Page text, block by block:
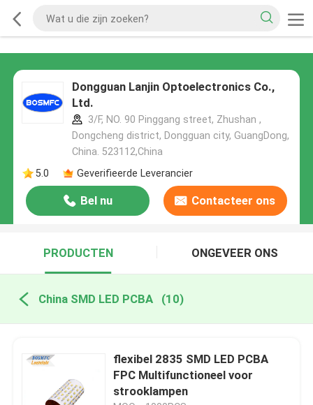
Dongguan Lanjin Optoelectronics Co.,
Ltd.
3/F, NO. 90 Pinggang street, Zhushan ,
Dongcheng district, Dongguan city, GuangDong,
China. 523112,China
5.0
Geverifieerde Leverancier
Bel nu Contacteer ons
PRODUCTEN ONGEVEER ONS
China SMD LED PCBA (10)
flexibel 2835 SMD LED PCBA
FPC Multifunctioneel voor
strooklampen